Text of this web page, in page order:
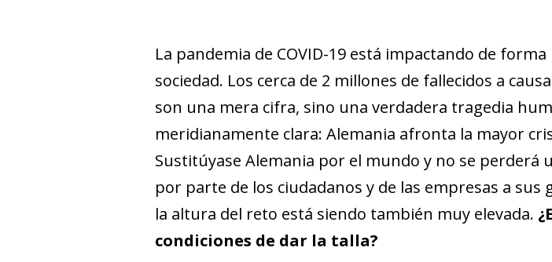
La pandemia de COVID-19 está impactando de
sociedad. Los cerca de 2 millones de fallecidos a
son una mera cifra, sino una verdadera tragedia
meridianamente clara: Alemania afronta la mayor
Sustitúyase Alemania por el mundo y no se perderá
por parte de los ciudadanos y de las empresas a
la altura del reto está siendo también muy elevada.
condiciones de dar la talla?